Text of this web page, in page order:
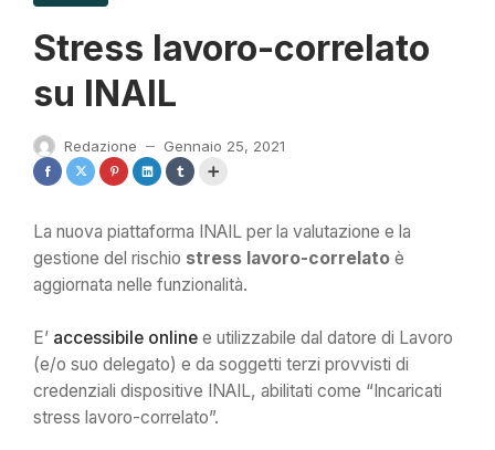
Stress lavoro-correlato
su INAIL
Redazione — Gennaio 25, 2021
La nuova piattaforma INAIL per la valutazione e la
gestione del rischio stress lavoro-correlato è
aggiornata nelle funzionalità.
E’ accessibile online e utilizzabile dal datore di Lavoro
(e/o suo delegato) e da soggetti terzi provvisti di
credenziali dispositive INAIL, abilitati come “Incaricati
stress lavoro-correlato”.